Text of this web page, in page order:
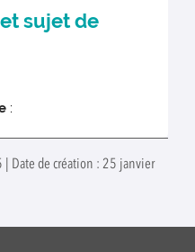
sujet de
:
Date de création : 25 janvier